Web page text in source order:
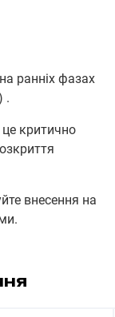
ранніх фазах
.
критично
внесення на